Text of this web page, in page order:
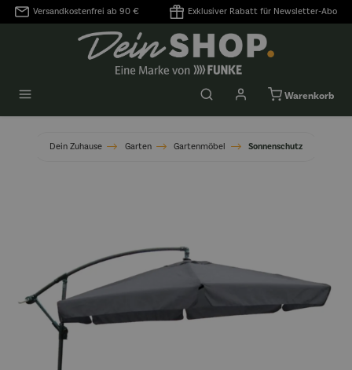
springen
Versandkostenfrei ab 90 € Exklusiver Rabatt für Newsletter-Abo
Warenkorb
Dein Zuhause Garten Gartenmöbel Sonnenschutz